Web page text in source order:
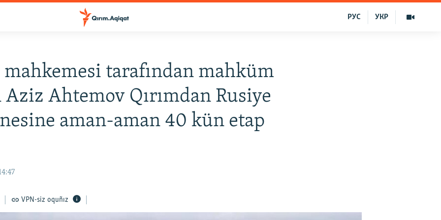
УКР
РУС
mahkemesi tarafından mahküm
Ahtemov Qırımdan Rusiye
aman-aman 40 kün etap
VPN-siz oquñız